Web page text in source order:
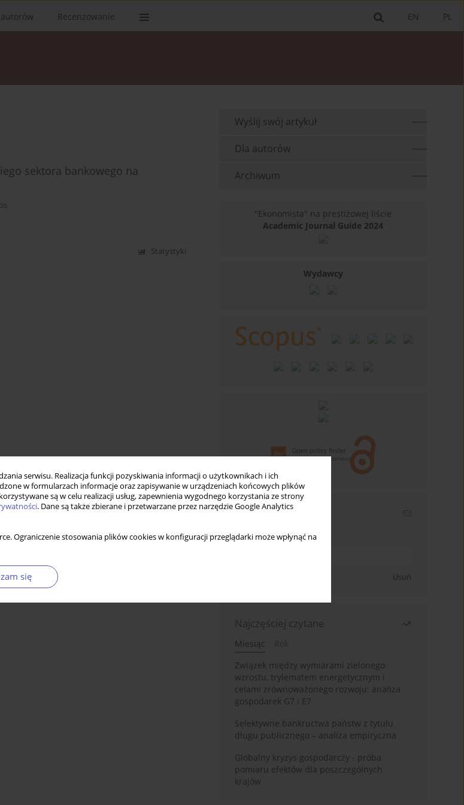
serwisu. Realizacja funkcji pozyskiwania informacji o użytkownikach i ich
w formularzach informacje oraz zapisywanie w urządzeniach końcowych plików
są w celu realizacji usług, zapewnienia wygodnego korzystania ze strony
. Dane są także zbierane i przetwarzane przez narzędzie Google Analytics
Ograniczenie stosowania plików cookies w konfiguracji przeglądarki może wpłynąć na
się
PL
EN
Recenzowanie
sektora bankowego na
Statystyki
Wyślij swój artykuł
Dla autorów
Archiwum
"Ekonomista" na prestiżowej liście
Academic Journal Guide 2024
Wydawcy
Newsletter
Wpisz swój adres email
Usuń
Najczęściej czytane
Miesiąc
Związek między wymiarami zielonego
wzrostu, trylematem energetycznym i
celami zrównoważonego rozwoju: analiza
gospodarek G7 i E7
Selektywne bankructwa państw z tytułu
długu publicznego – analiza empiryczna
Globalny kryzys gospodarczy - próba
pomiaru efektów dla poszczególnych
krajów